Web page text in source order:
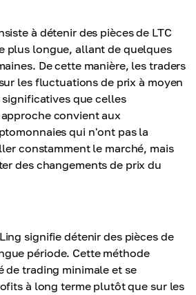
à détenir des pièces de LTC
plus longue, allant de quelques
De cette manière, les traders
les fluctuations de prix à moyen
que celles
convient aux
qui n'ont pas la
constamment le marché, mais
des changements de prix du
signifie détenir des pièces de
période. Cette méthode
de trading minimale et se
à long terme plutôt que sur les